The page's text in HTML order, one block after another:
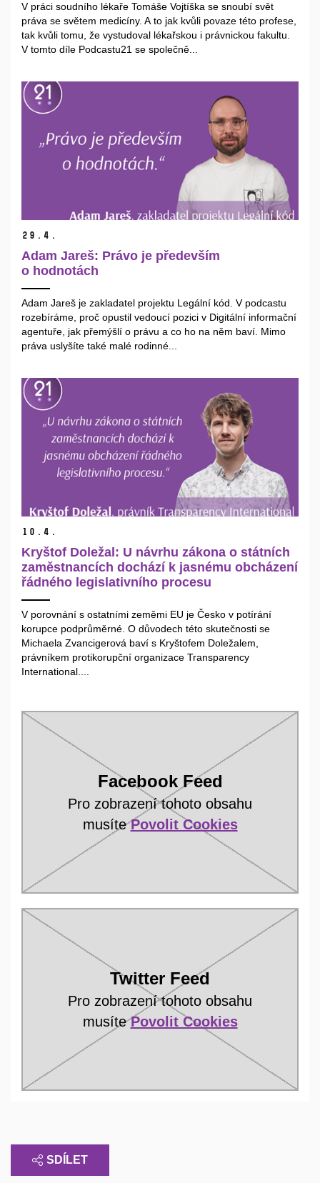
V práci soudního lékaře Tomáše Vojtíška se snoubí svět
práva se světem medicíny. A to jak kvůli povaze této profese,
tak kvůli tomu, že vystudoval lékařskou i právnickou fakultu.
V tomto díle Podcastu21 se společně...
29. 4.
Adam Jareš: Právo je především
o hodnotách
Adam Jareš je zakladatel projektu Legální kód. V podcastu
rozebíráme, proč opustil vedoucí pozici v Digitální informační
agentuře, jak přemýšlí o právu a co ho na něm baví. Mimo
práva uslyšíte také malé rodinné...
10. 4.
Kryštof Doležal: U návrhu zákona o státních
zaměstnancích dochází k jasnému obcházení
řádného legislativního procesu
V porovnání s ostatními zeměmi EU je Česko v potírání
korupce podprůměrné. O důvodech této skutečnosti se
Michaela Zvancigerová baví s Kryštofem Doležalem,
právníkem protikorupční organizace Transparency
International....
Facebook Feed
Pro zobrazení tohoto obsahu
musítePovolit Cookies
Twitter Feed
Pro zobrazení tohoto obsahu
musítePovolit Cookies
SDÍLET